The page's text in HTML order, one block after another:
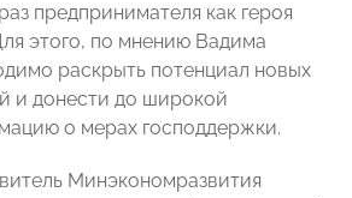
предпринимателя как героя
этого, по мнению Вадима
раскрыть потенциал новых
и донести до широкой
о мерах господдержки.
Минэкономразвития